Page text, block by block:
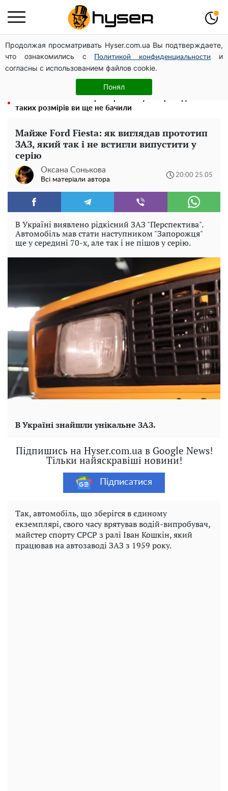
Продолжая просматривать Hyser.com.ua Вы подтверждаете,
что ознакомились с
Политикой конфиденциальности
и
согласны с использованием файлов cookie.
Понял
На стадіоні «Спартак» у Києві відбувся товариський
матч між командами посольств США та Франції
Гола Олена Тополя у цікавих позах змусила відвисати
щелепи: злив відео – було лише початком
таких розмірів ви ще не бачили
Майже Ford Fiesta: як виглядав прототип
ЗАЗ, який так і не встигли випустити у
серію
Оксана Сонькова
Всі матеріали автора
20:00 25.05
В Україні виявлено рідкісний ЗАЗ "Перспектива".
Автомобіль мав стати наступником "Запорожця"
ще у середині 70-х, але так і не пішов у серію.
В Україні знайшли унікальне ЗАЗ.
Підпишись на Hyser.com.ua в Google News!
Тільки найяскравіші новини!
Підписатися
Так, автомобіль, що зберігся в єдиному
екземплярі, свого часу врятував водій-випробувач,
майстер спорту СРСР з ралі Іван Кошкін, який
працював на автозаводі ЗАЗ з 1959 року.